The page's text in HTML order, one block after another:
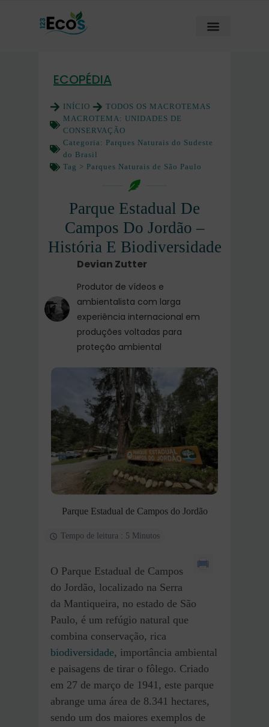
ECOPÉDIA
INÍCIO
TODOS OS MACROTEMAS
MACROTEMA: UNIDADES DE
CONSERVAÇÃO
Categoria: Parques Naturais do Sudeste
do Brasil
Tag > Parques Naturais de São Paulo
Parque Estadual De
Campos Do Jordão –
História E Biodiversidade
Devian Zutter
Produtor de vídeos e
ambientalista com larga
experiência internacional em
produções voltadas para
proteção ambiental
Parque Estadual de Campos do Jordão
Tempo de leitura : 5 Minutos
O Parque Estadual de Campos
do Jordão, localizado na Serra
da Mantiqueira, no estado de São
Paulo, é um refúgio natural que
combina conservação, rica
biodiversidade, importância ambiental
e paisagens de tirar o fôlego. Criado
em 27 de março de 1941, este parque
abrange uma área de 8.341 hectares,
sendo um dos maiores exemplos de